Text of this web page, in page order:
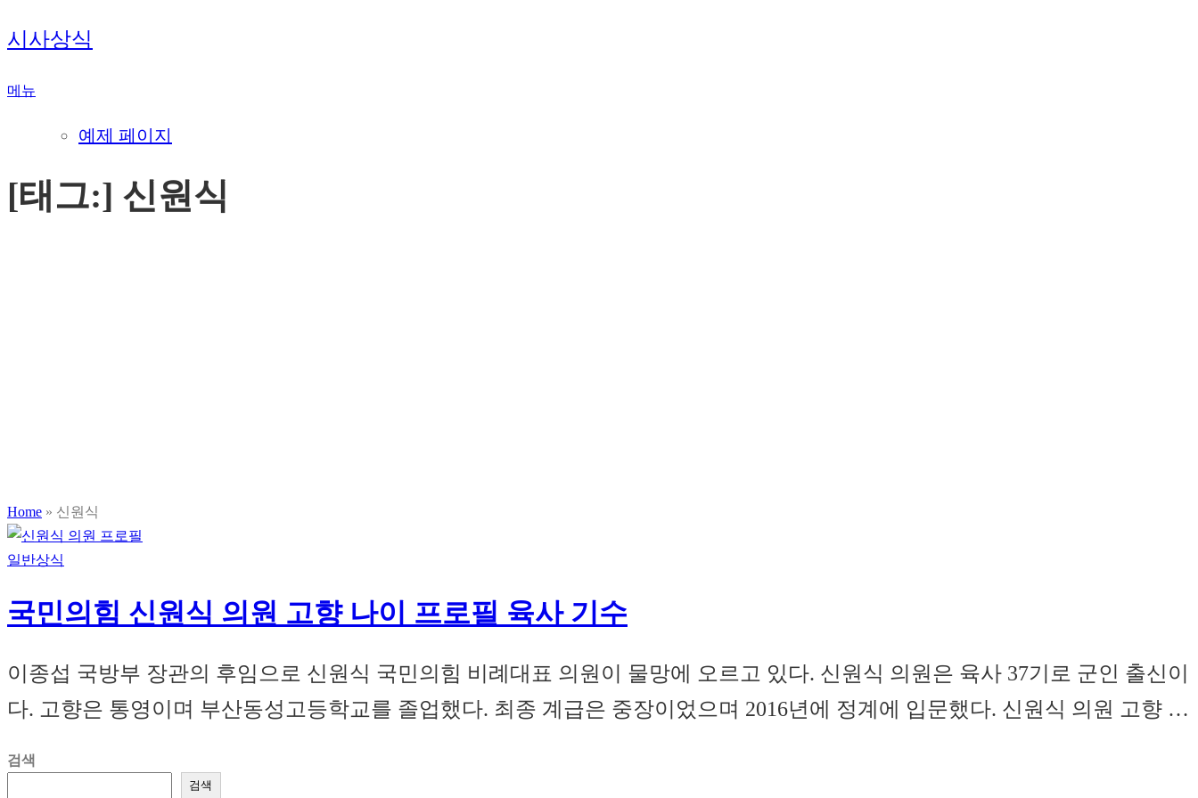
내
시사상식
메뉴
예제 페이지
[태그:] 신원식
Home » 신원식
일반상식
국민의힘 신원식 의원 고향 나이 프로필 육사 기수
이종섭 국방부 장관의 후임으로 신원식 국민의힘 비례대표 의원이 물망에 오르고 있다. 신원식 의원은 육사 37기로 군인 출신이
다. 고향은 통영이며 부산동성고등학교를 졸업했다. 최종 계급은 중장이었으며 2016년에 정계에 입문했다. 신원식 의원 고향 …
검색
검색